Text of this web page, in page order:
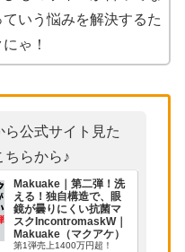
いう悩みを解決するた
ゃ！
ら公式サイト見た
ちらから♪
Makuake｜第二弾！洗
える！独自構造で、眼
鏡が曇りにくい抗菌マ
スクIncontromaskW｜
Makuake（マクアケ）
第1弾売上1400万円超！